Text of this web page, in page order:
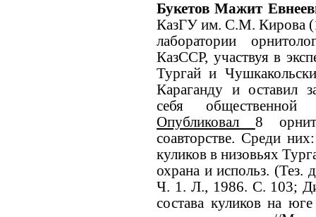
Букетов Мажит
КазГУ им. С.М. Кирова
лаборатории
КазССР, участвуя в
Тургай и
Караганду и оставил
себя общественной
Опубликовал 8
соавторстве. Среди
куликов в низовьях
охрана и использ. (Тез.
Ч. 1. Л., 1986. С. 103;
состава куликов на